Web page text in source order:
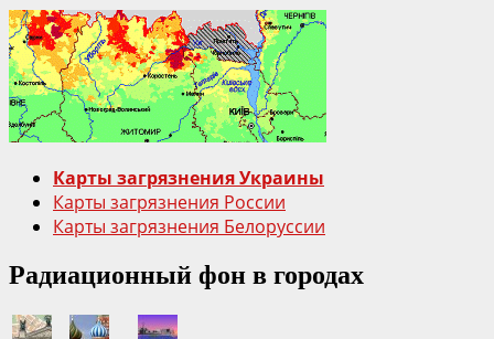
Карты загрязнения Украины
Карты загрязнения России
Карты загрязнения Белоруссии
Радиационный фон в городах